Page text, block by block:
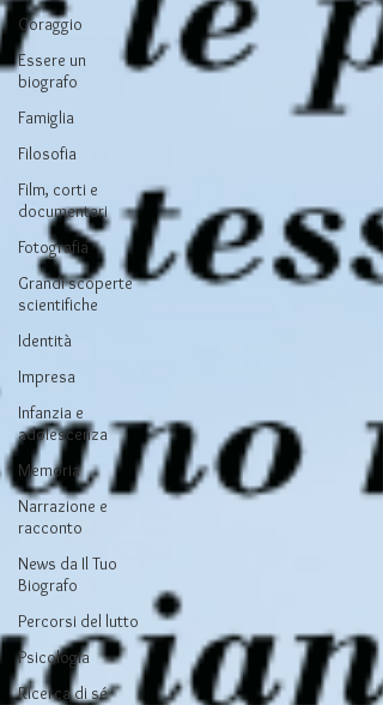
Coraggio
Essere un
biografo
Famiglia
Filosofia
Film, corti e
documentari
Fotografia
Grandi scoperte
scientifiche
Identità
Impresa
Infanzia e
adolescenza
Memoria
Narrazione e
racconto
News da Il Tuo
Biografo
Percorsi del lutto
Psicologia
Ricerca di sé